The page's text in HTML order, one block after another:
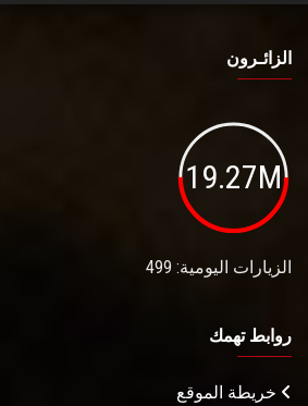
الزائـرون
19.27M
الزيارات اليومية: 499
روابط تهمك
خريطة الموقع